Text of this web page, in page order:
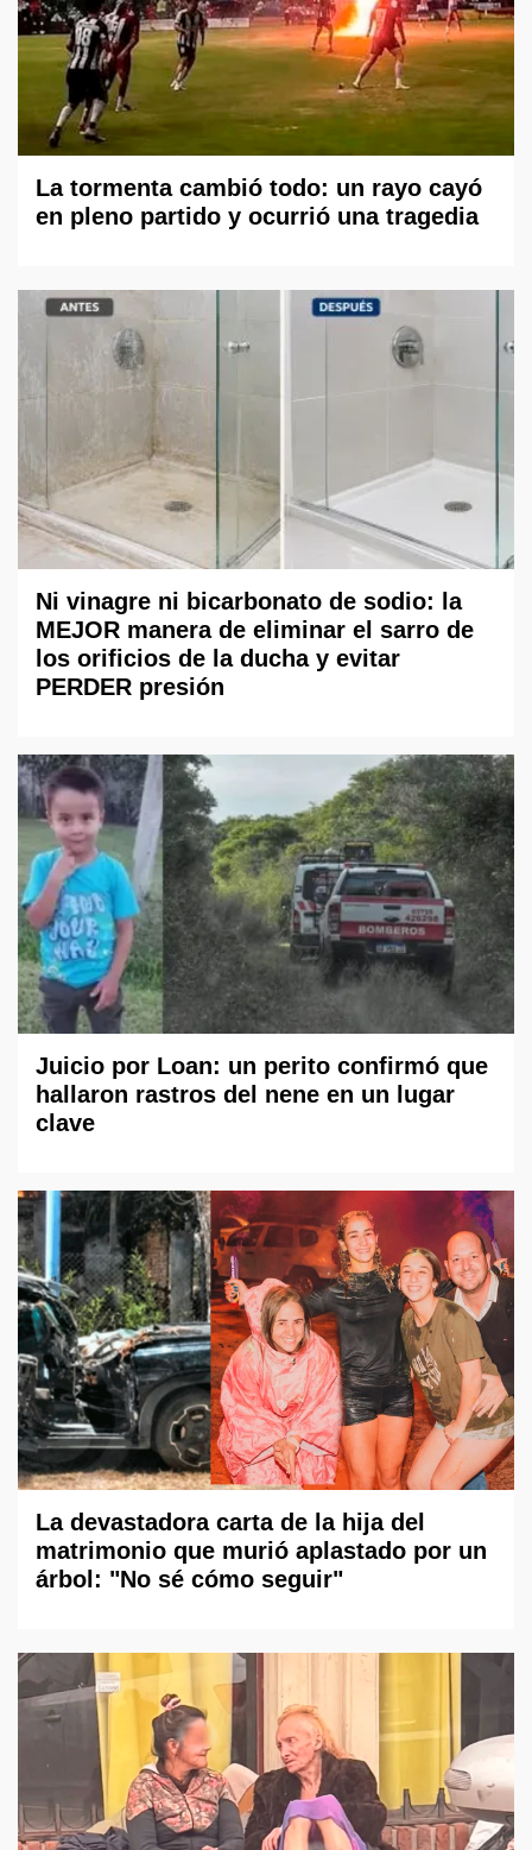
La tormenta cambió todo: un rayo cayó
en pleno partido y ocurrió una tragedia
Ni vinagre ni bicarbonato de sodio: la
MEJOR manera de eliminar el sarro de
los orificios de la ducha y evitar
PERDER presión
Juicio por Loan: un perito confirmó que
hallaron rastros del nene en un lugar
clave
La devastadora carta de la hija del
matrimonio que murió aplastado por un
árbol: "No sé cómo seguir"